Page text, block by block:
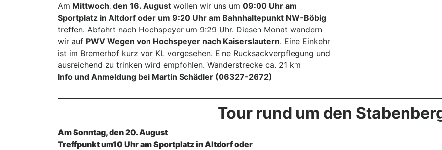
Am Mittwoch, den 16. August wollen wir uns um 09:00 Uhr am
Sportplatz in Altdorf oder um 9:20 Uhr am Bahnhaltepunkt NW-Böbig
treffen. Abfahrt nach Hochspeyer um 9:29 Uhr. Diesen Monat wandern
wir auf PWV Wegen von Hochspeyer nach Kaiserslautern. Eine Einkehr
ist im Bremerhof kurz vor KL vorgesehen. Eine Rucksackverpflegung und
ausreichend zu trinken wird empfohlen. Wanderstrecke ca. 21 km
Info und Anmeldung bei Martin Schädler (06327-2672)
Tour rund um den
Am Sonntag, den 20. August
Treffpunkt um10 Uhr am Sportplatz in Altdorf oder